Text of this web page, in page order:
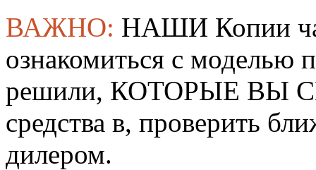
ВАЖНО: НАШИ Копии
ознакомиться с
решили, КОТОРЫЕ ВЫ
средства в, проверить
дилером.